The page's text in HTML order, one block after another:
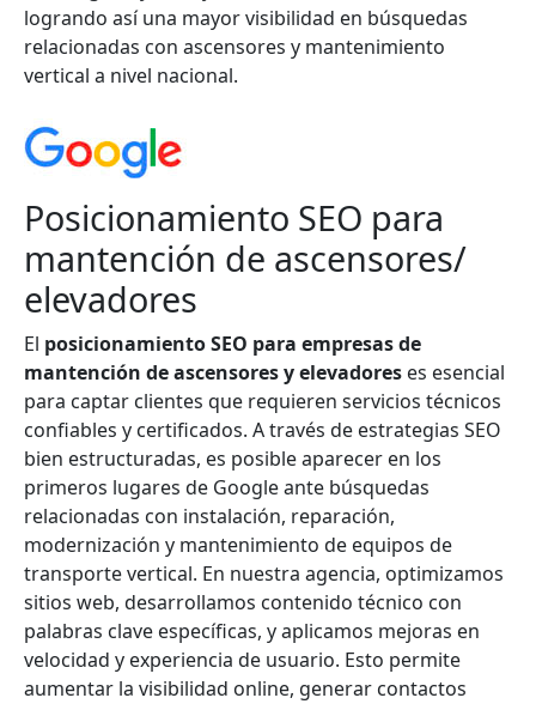
logrando así una mayor visibilidad en búsquedas
relacionadas con ascensores y mantenimiento
vertical a nivel nacional.
Posicionamiento SEO para
mantención de ascensores/
elevadores
El posicionamiento SEO para empresas de
mantención de ascensores y elevadores es esencial
para captar clientes que requieren servicios técnicos
confiables y certificados. A través de estrategias SEO
bien estructuradas, es posible aparecer en los
primeros lugares de Google ante búsquedas
relacionadas con instalación, reparación,
modernización y mantenimiento de equipos de
transporte vertical. En nuestra agencia, optimizamos
sitios web, desarrollamos contenido técnico con
palabras clave específicas, y aplicamos mejoras en
velocidad y experiencia de usuario. Esto permite
aumentar la visibilidad online, generar contactos